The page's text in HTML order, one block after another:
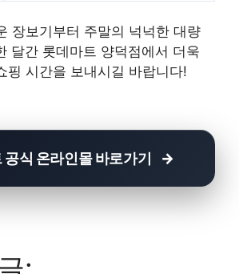
장보기부터 주말의 넉넉한 대량
달간 롯데마트 양덕점에서 더욱
핑 시간을 보내시길 바랍니다!
공식 온라인몰 바로가기
: